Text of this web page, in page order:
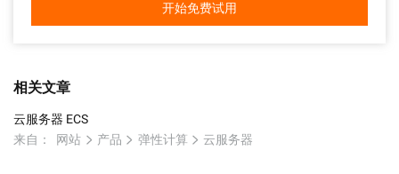
开始免费试用
相关文章
云服务器 ECS
来自：
网站 产品 弹性计算 云服务器